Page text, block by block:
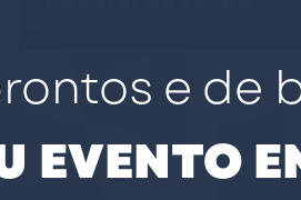
e de
EVENTO